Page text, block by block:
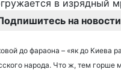
на
до фараона – «як до
народа. Что ж, тем горше